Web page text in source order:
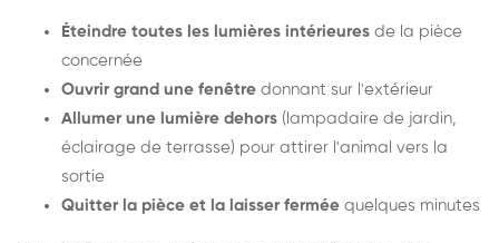
Éteindre toutes les lumières intérieures de la pièce
concernée
Ouvrir grand une fenêtre donnant sur l'extérieur
Allumer une lumière dehors (lampadaire de jardin,
éclairage de terrasse) pour attirer l'animal vers la
sortie
Quitter la pièce et la laisser fermée quelques minutes